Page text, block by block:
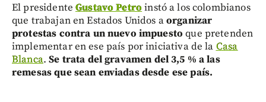
El presidente Gustavo Petroinstó a los colombianos
que trabajan en Estados Unidos aorganizar
protestas contra un nuevo impuesto que pretenden
implementar en ese país por iniciativa de la Casa
Blanca.Se trata del gravamen del 3,5 % a las
remesas que sean enviadas desde ese país.